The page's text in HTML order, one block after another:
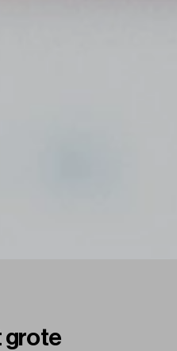
grote